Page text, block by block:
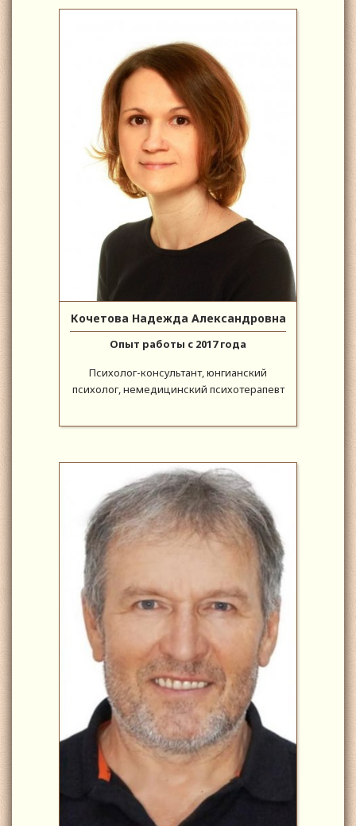
Кочетова Надежда Александровна
Опыт работы с 2017 года
Психолог-консультант, юнгианский
психолог, немедицинский психотерапевт